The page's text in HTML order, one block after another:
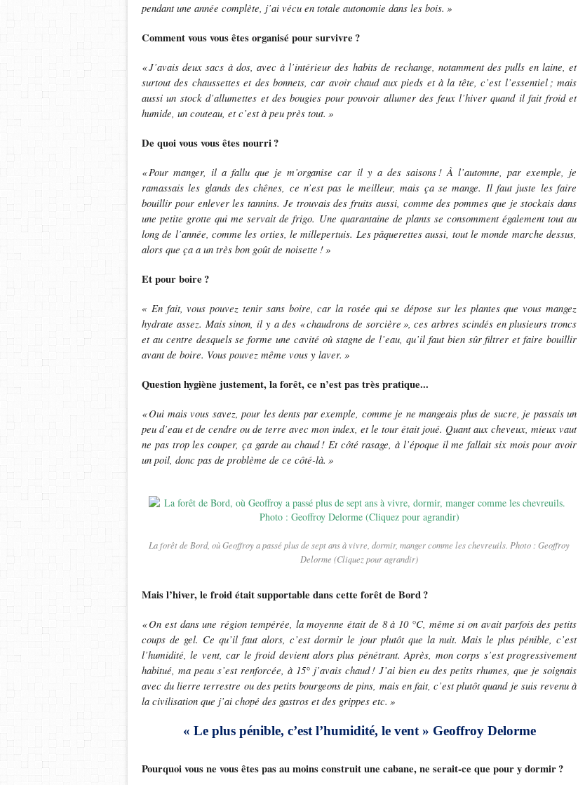
pendant une année complète, j’ai vécu en totale autonomie dans les bois. »
Comment vous vous êtes organisé pour survivre ?
«J’avais deux sacs àdos, avecà l’intérieur des habits de rechange, notamment des pulls en laine, et
surtout des chaussettes et des bonnets, car avoir chaud aux pieds et àla tête, c’est l’essentiel ; mais
aussi un stock d’allumettes et des bougies pour pouvoir allumer des feux l’hiver quand il fait froid et
humide, un couteau, et c’est à peu près tout. »
De quoi vous vous êtes nourri?
«Pour manger, il a fallu que je m’organise car il y a des saisons!À l’automne, par exemple, je
ramassais les glands des chênes, ce n’est pas le meilleur, mais ça se mange. Il faut juste les faire
bouillir pour enlever les tannins. Je trouvais des fruits aussi, comme des pommes que je stockais dans
une petite grotte qui me servait de frigo. Une quarantaine de plants se consomment également tout au
long de l’année, comme les orties, le millepertuis. Les pâquerettes aussi, tout le monde marche dessus,
alors que ça a un très bon goût de noisette !»
Et pour boire ?
« En fait, vous pouvez tenir sans boire, car la rosée qui se dépose sur les plantes que vous mangez
hydrate assez. Mais sinon, il y a des «chaudrons de sorcière », ces arbres scindés en plusieurs troncs
et au centre desquels se forme une cavité où stagne de l’eau, qu’il faut bien sûr filtrer et faire bouillir
avant de boire. Vous pouvez même vous y laver. »
Question hygiène justement, la forêt, ce n’est pas très pratique...
« Oui mais vous savez, pour les dents par exemple, comme je ne mangeais plus de sucre, je passais un
peu d’eau et de cendre ou de terre avec mon index, et le tour était joué. Quant aux cheveux, mieux vaut
ne pas trop les couper, ça garde au chaud! Et côtérasage, à l’époque il me fallait six mois pour avoir
un poil, donc pas de problème de ce côté-là. »
La forêt de Bord, où Geoffroy a passé plus de sept ans à vivre, dormir, manger comme les chevreuils. Photo : Geoffroy
Delorme (Cliquez pour agrandir)
Mais l’hiver, le froid était supportable dans cette forêt de Bord?
« On est dans une région tempérée, la moyenne était de 8à 10 °C, même si on avait parfois des petits
coups de gel. Ce qu’il faut alors, c’est dormir le jour plutôt que la nuit. Mais le plus pénible, c’est
l’humidité, le vent, car le froid devient alors plus pénétrant. Après, mon corps s’est progressivement
habitué, ma peau s’est renforcée, à 15° j’avais chaud! J’ai bien eu des petits rhumes, que je soignais
avec du lierre terrestre ou des petits bourgeons de pins, mais en fait, c’est plutôt quand je suis revenu à
la civilisation que j’ai chopé des gastros et des grippes etc. »
« Le plus pénible, c’est l’humidité, le vent » Geoffroy Delorme
Pourquoi vous ne vous êtes pas au moins construit une cabane, ne serait-ce que pour y dormir?